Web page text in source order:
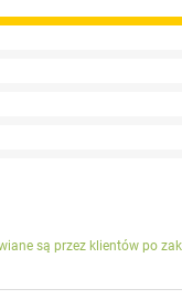
są przez klientów po